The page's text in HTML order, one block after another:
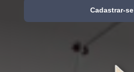
Cadastrar-se